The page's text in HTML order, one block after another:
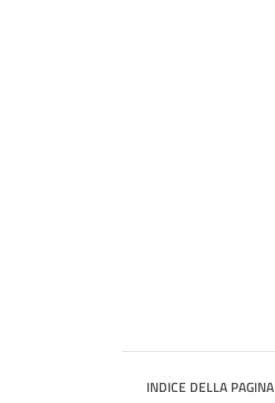
INDICE DELLA PAGINA